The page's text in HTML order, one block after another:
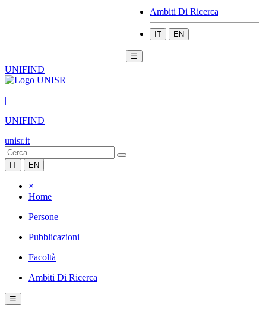
Ambiti Di Ricerca
IT EN
☰
UNIFIND
|
UNIFIND
unisr.it
IT EN
×
Home
Persone
Pubblicazioni
Facoltà
Ambiti Di Ricerca
☰